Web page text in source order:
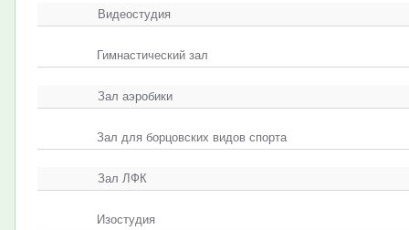
Видеостудия
Гимнастический зал
Зал аэробики
Зал для борцовских видов спорта
Зал ЛФК
Изостудия